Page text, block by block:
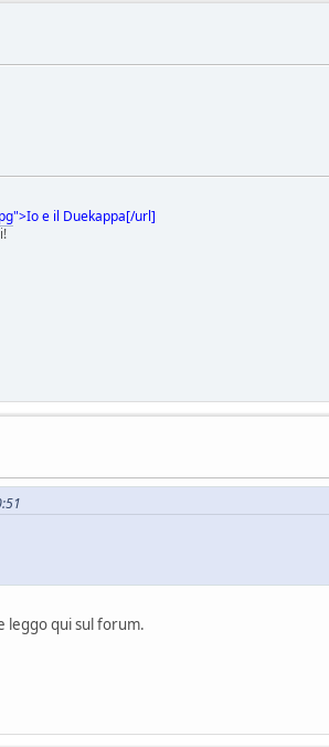
">Io e il Duekappa[/url]
leggo qui sul forum.